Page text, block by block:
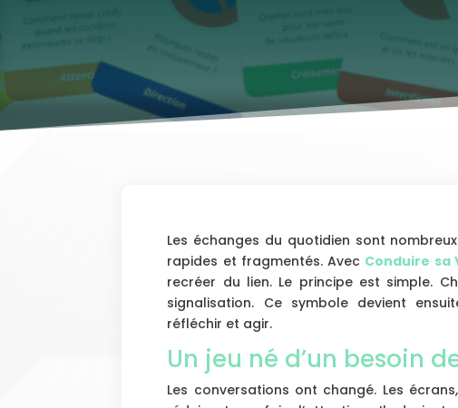
Les échanges du quotidien sont
rapides et fragmentés. Avec Conduire sa
recréer du lien. Le principe est simple.
signalisation. Ce symbole devient
réfléchir et agir.
Un jeu né d’un besoin
Les conversations ont changé. Les